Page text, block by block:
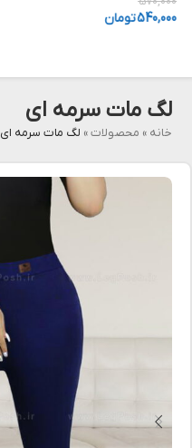
540,000تومان
لگ مات سرمه ای
خانه » محصولات» لگ مات سرمه ای